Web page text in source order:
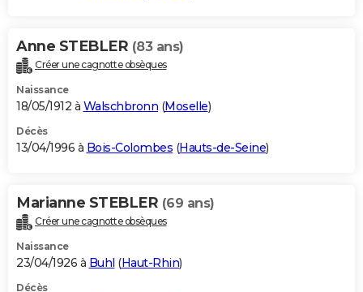
Anne STEBLER (83 ans)
Créer une cagnotte obsèques
Naissance
18/05/1912 à Walschbronn (Moselle)
Décès
13/04/1996 à Bois-Colombes (Hauts-de-Seine)
Marianne STEBLER (69 ans)
Créer une cagnotte obsèques
Naissance
23/04/1926 à Buhl (Haut-Rhin)
Décès